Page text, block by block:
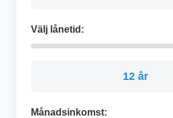
Välj lånetid:
12 år
Månadsinkomst: